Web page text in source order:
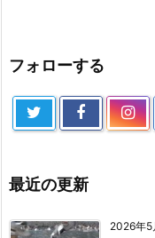
フォローする
最近の更新
2026年5